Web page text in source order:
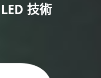
技術